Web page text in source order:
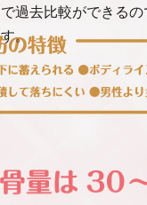
で過去比較ができる
す。